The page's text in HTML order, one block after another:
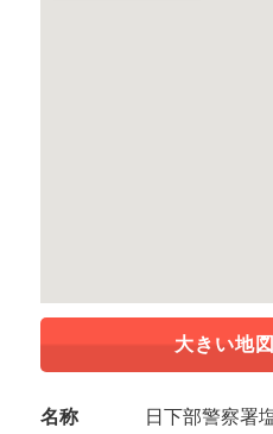
大きい地
名称
日下部警察署